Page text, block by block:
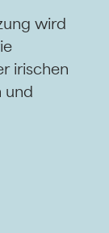
wird
irischen
und